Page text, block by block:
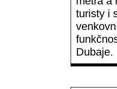
turisty i
Dubaje.